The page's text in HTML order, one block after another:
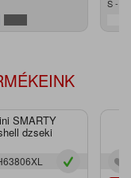
S - XS
SMARTY
dzseki